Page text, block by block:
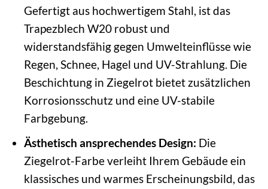
Gefertigt aus hochwertigem Stahl, ist das
Trapezblech W20 robust und
widerstandsfähig gegen Umwelteinflüsse wie
Regen, Schnee, Hagel und UV-Strahlung. Die
Beschichtung in Ziegelrot bietet zusätzlichen
Korrosionsschutz und eine UV-stabile
Farbgebung.
Ästhetisch ansprechendes Design: Die
Ziegelrot-Farbe verleiht Ihrem Gebäude ein
klassisches und warmes Erscheinungsbild, das